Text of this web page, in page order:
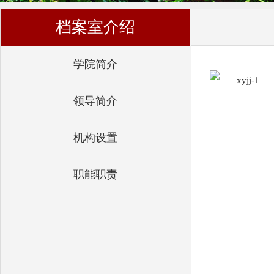
档案室介绍
学院简介
领导简介
机构设置
职能职责